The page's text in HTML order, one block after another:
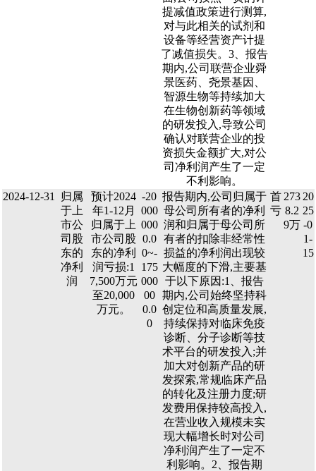
提减值政策进行测算,
对与此相关的试剂和
设备等经营资产计提
了减值损失。3、报告
期内,公司联营企业舜
景医药、尧景基因、
智源生物等持续加大
在生物创新药等领域
的研发投入,导致公司
确认对联营企业的投
资损失金额扩大,对公
司净利润产生了一定
不利影响。
2024-12-31
归属
于上
市公
司股
东的
净利
润
预计2024
年1-12月
归属于上
市公司股
东的净利
润亏损:1
7,500万元
至20,000
万元。
-20
000
000
0.0
0~-
175
000
00
0.0
0
报告期内,公司归属于
母公司所有者的净利
润和归属于母公司所
有者的扣除非经常性
损益的净利润出现较
大幅度的下滑,主要基
于以下原因:1、报告
期内,公司始终坚持科
创定位和高质量发展,
持续保持对临床免疫
诊断、分子诊断等技
术平台的研发投入;并
加大对创新产品的研
发探索,常规临床产品
的转化及注册力度;研
发费用保持较高投入,
在营业收入规模未实
现大幅增长时对公司
净利润产生了一定不
利影响。2、报告期
首
亏
273
8.2
9万
20
25
-0
1-
15